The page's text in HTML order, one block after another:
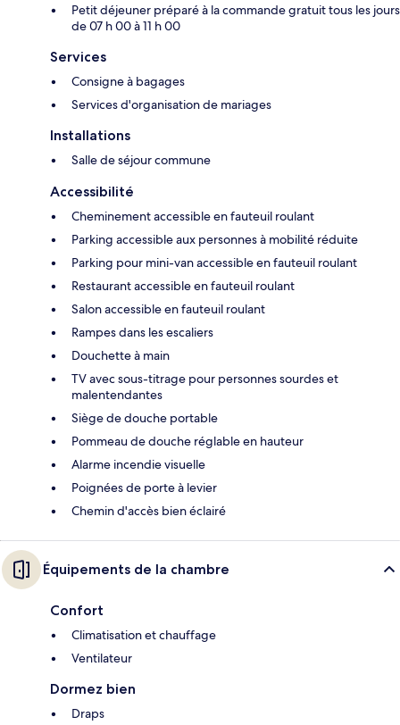
Petit déjeuner préparé à la commande gratuit tous les jours
de 07 h 00 à 11 h 00
Services
Consigne à bagages
Services d'organisation de mariages
Installations
Salle de séjour commune
Accessibilité
Cheminement accessible en fauteuil roulant
Parking accessible aux personnes à mobilité réduite
Parking pour mini-van accessible en fauteuil roulant
Restaurant accessible en fauteuil roulant
Salon accessible en fauteuil roulant
Rampes dans les escaliers
Douchette à main
TV avec sous-titrage pour personnes sourdes et
malentendantes
Siège de douche portable
Pommeau de douche réglable en hauteur
Alarme incendie visuelle
Poignées de porte à levier
Chemin d'accès bien éclairé
Équipements de la chambre
Confort
Climatisation et chauffage
Ventilateur
Dormez bien
Draps